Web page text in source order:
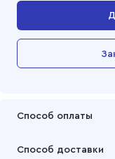
Рогожка
Способ оплаты
Способ доставки